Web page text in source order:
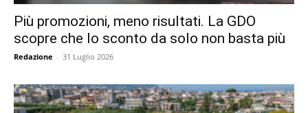
Più promozioni, meno risultati. La GDO
scopre che lo sconto da solo non basta più
Redazione - 31 Luglio 2026